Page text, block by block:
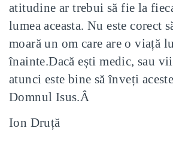
atitudine ar trebui să fie la
lumea aceasta. Nu este corect
moară un om care are o viață
înainte.Dacă ești medic, sau
atunci este bine să înveți
Domnul Isus.Â
Ion Druță